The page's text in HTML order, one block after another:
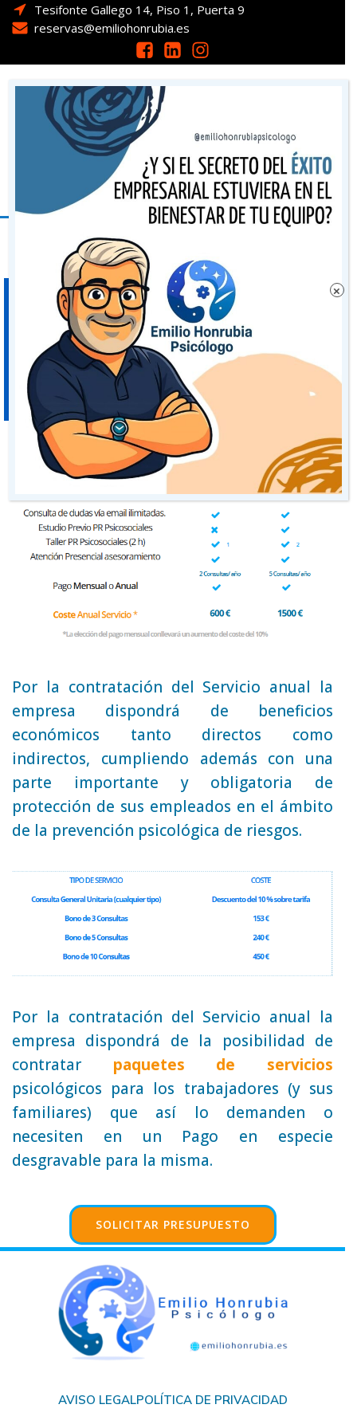
Tesifonte Gallego 14, Piso 1, Puerta 9
reservas@emiliohonrubia.es
Emilio Honrubia, psicólogo especializado en
Fobias, Ansiedad y Miedos en Albacete
Por la contratación del Servicio anual la
empresa dispondrá de beneficios
económicos tanto directos como
indirectos, cumpliendo además con una
parte importante y obligatoria de
protección de sus empleados en el ámbito
de la prevención psicológica de riesgos.
Por la contratación del Servicio anual la
empresa dispondrá de la posibilidad de
contratar paquetes de servicios
psicológicos para los trabajadores (y sus
familiares) que así lo demanden o
necesiten en un Pago en especie
desgravable para la misma.
SOLICITAR PRESUPUESTO
AVISO LEGALPOLÍTICA DE PRIVACIDAD
×